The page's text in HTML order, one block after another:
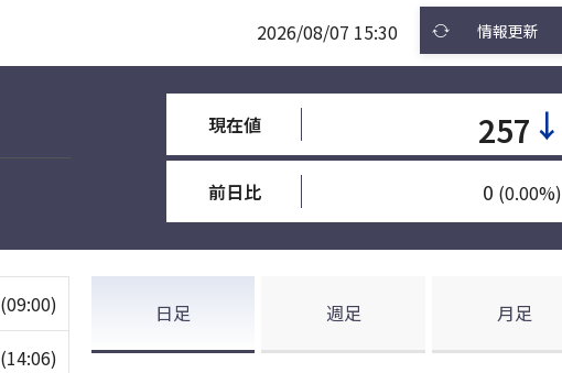
2026/08/07 15:30 情報更新
現在値 257 ↓
前日比 0 (0.00%)
(09:00)
(14:06)
日足 週足 月足